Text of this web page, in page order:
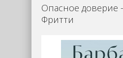
Опасное доверие
Фритти